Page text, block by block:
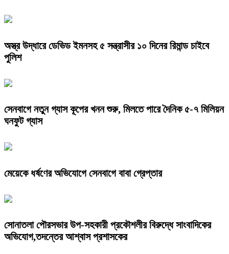
অস্ত্র উদ্ধারে ডেভিড ইমনসহ ৫ সন্ত্রাসীর ১০ দিনের রিমান্ড চাইবে
পুলিশ
সেনবাগে নতুন গ্যাস কূপের খনন শুরু, মিলতে পারে দৈনিক ৫-৭ মিলিয়ন
ঘনফুট গ্যাস
মেয়েকে ধর্ষণের অভিযোগে সেনবাগে বাবা গ্রেপ্তার
সোনাতলা পৌরসভার উপ-সহকারী প্রকৌশলীর বিরুদ্ধে সাংবাদিকের
অভিযোগ,তদন্তের আশ্বাস প্রশাসকের